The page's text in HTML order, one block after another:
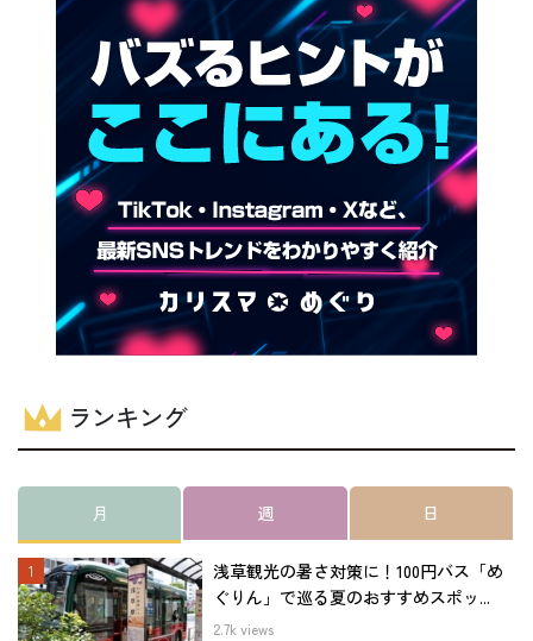
ランキング
月 週 日
浅草観光の暑さ対策に！100円バス「め
ぐりん」で巡る夏のおすすめスポッ...
2.7k views